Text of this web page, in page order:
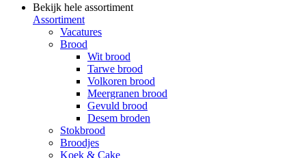
Bekijk hele assortiment
Assortiment
Vacatures
Brood
Wit brood
Tarwe brood
Volkoren brood
Meergranen brood
Gevuld brood
Desem broden
Stokbrood
Broodjes
Koek & Cake